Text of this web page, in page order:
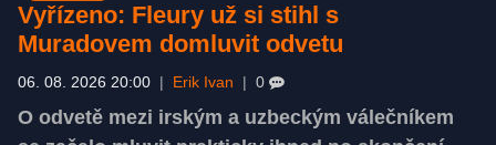
Vyřízeno: Fleury už si stihl s
Muradovem domluvit odvetu
06. 08. 2026 20:00 Erik Ivan 0
O odvetě mezi irským a uzbeckým válečníkem